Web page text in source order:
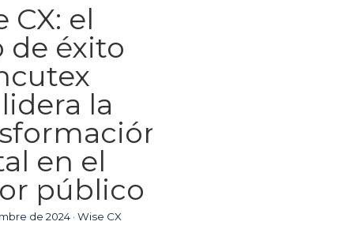
CX: el
de éxito
la
en el
público
de 2024· Wise CX